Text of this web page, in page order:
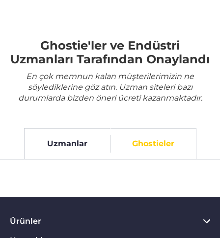
Ghostie'ler ve Endüstri
Uzmanları Tarafından Onaylandı
En çok memnun kalan müşterilerimizin ne
söylediklerine göz atın. Uzman siteleri bazı
durumlarda bizden öneri ücreti kazanmaktadır.
Uzmanlar Ghostieler
Ürünler